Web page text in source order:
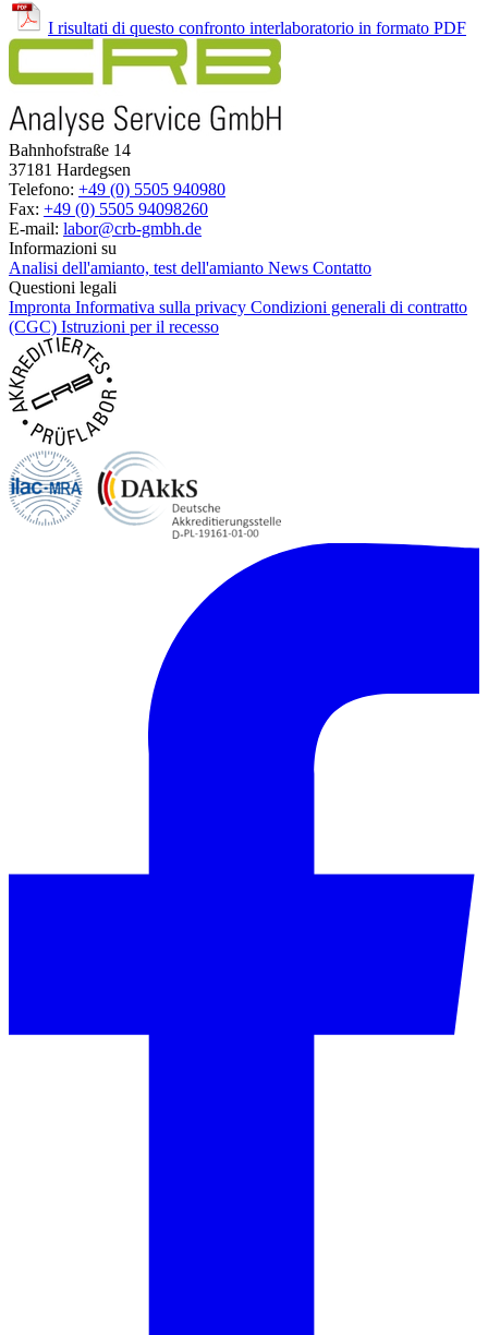
I risultati di questo confronto interlaboratorio in formato PDF
Bahnhofstraße 14
37181 Hardegsen
Telefono: +49 (0) 5505 940980
Fax: +49 (0) 5505 94098260
E-mail: labor@crb-gmbh.de
Informazioni su
Analisi dell'amianto, test dell'amianto News Contatto
Questioni legali
Impronta Informativa sulla privacy Condizioni generali di contratto
(CGC) Istruzioni per il recesso